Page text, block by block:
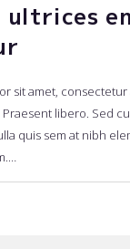
sit amet, consectetur
libero. Sed
quis sem at nibh